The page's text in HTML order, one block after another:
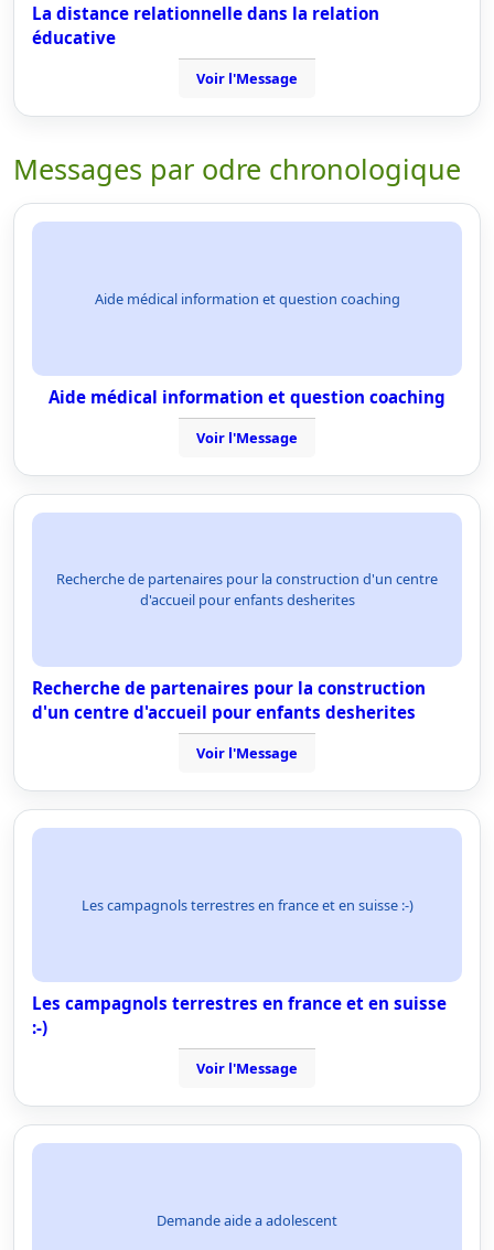
La distance relationnelle dans la relation
éducative
Voir l'Message
Messages par odre chronologique
Aide médical information et question coaching
Aide médical information et question coaching
Voir l'Message
Recherche de partenaires pour la construction d'un centre
d'accueil pour enfants desherites
Recherche de partenaires pour la construction
d'un centre d'accueil pour enfants desherites
Voir l'Message
Les campagnols terrestres en france et en suisse :-)
Les campagnols terrestres en france et en suisse
:-)
Voir l'Message
Demande aide a adolescent